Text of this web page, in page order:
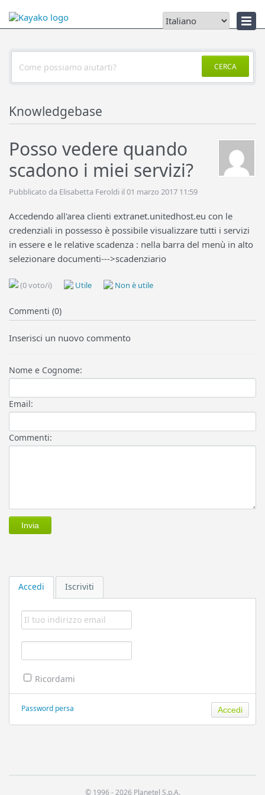
Notizie
Accedi Iscriviti
Ricordami
Password persa
CERCA
Knowledgebase
Posso vedere quando
scadono i miei servizi?
Pubblicato da Elisabetta Feroldi il 01 marzo 2017 11:59
Accedendo all'area clienti extranet.unitedhost.eu con le
credenziali in possesso è possibile visualizzare tutti i servizi
in essere e le relative scadenza : nella barra del menù in alto
selezionare documenti--->scadenziario
(0 voto/i) Utile Non è utile
Commenti (0)
Inserisci un nuovo commento
Nome e Cognome:
Email:
Commenti:
© 1996 -2026 Planetel S.p.A.